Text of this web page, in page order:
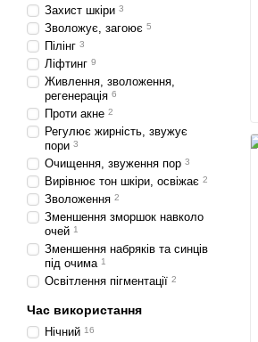
Захист шкіри 3
Зволожує, загоює 5
Пілінг 3
Ліфтинг 9
Живлення, зволоження,
регенерація 6
Проти акне 2
Регулює жирність, звужує
пори 3
Очищення, звуження пор 3
Вирівнює тон шкіри, освіжає 2
Зволоження 2
Зменшення зморшок навколо
очей 1
Зменшення набряків та синців
під очима 1
Освітлення пігментації 2
Час використання
Нічний 16